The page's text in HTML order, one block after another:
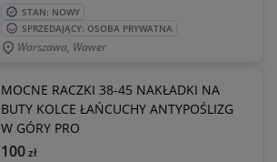
STAN: NOWY
SPRZEDAJĄCY: OSOBA PRYWATNA
Warszawa, Wawer
MOCNE RACZKI 38-45 NAKŁADKI NA
BUTY KOLCE ŁAŃCUCHY ANTYPOŚLIZG
W GÓRY PRO
100zł